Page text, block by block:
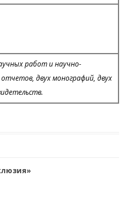
работ и научно-
двух монографий, двух